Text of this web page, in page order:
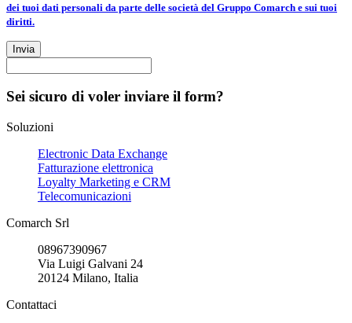
dei tuoi dati personali da parte delle società del Gruppo Comarch e sui tuoi
diritti.
Invia
Sei sicuro di voler inviare il form?
Soluzioni
Electronic Data Exchange
Fatturazione elettronica
Loyalty Marketing e CRM
Telecomunicazioni
Comarch Srl
08967390967
Via Luigi Galvani 24
20124 Milano, Italia
Contattaci